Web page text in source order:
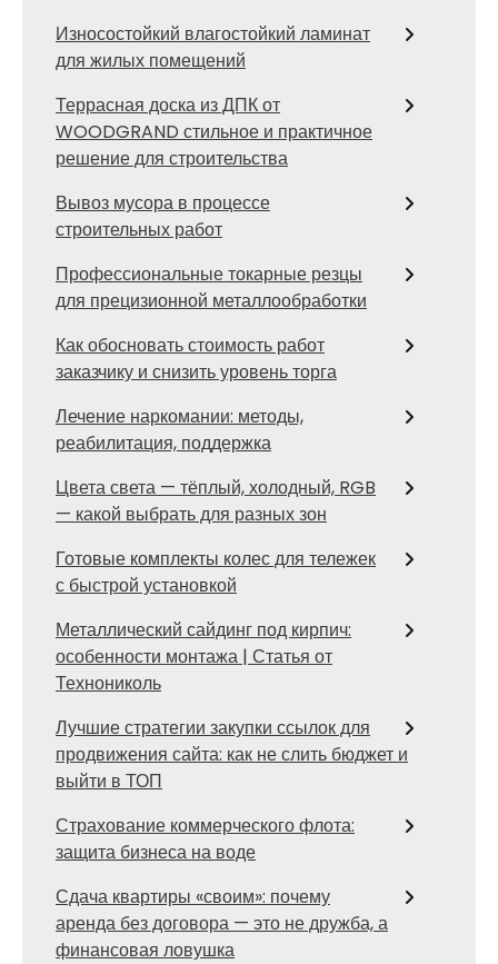
Износостойкий влагостойкий ламинат
для жилых помещений
Террасная доска из ДПК от
WOODGRAND стильное и практичное
решение для строительства
Вывоз мусора в процессе
строительных работ
Профессиональные токарные резцы
для прецизионной металлообработки
Как обосновать стоимость работ
заказчику и снизить уровень торга
Лечение наркомании: методы,
реабилитация, поддержка
Цвета света — тёплый, холодный, RGB
— какой выбрать для разных зон
Готовые комплекты колес для тележек
с быстрой установкой
Металлический сайдинг под кирпич:
особенности монтажа | Статья от
Технониколь
Лучшие стратегии закупки ссылок для
продвижения сайта: как не слить бюджет и
выйти в ТОП
Страхование коммерческого флота:
защита бизнеса на воде
Сдача квартиры «своим»: почему
аренда без договора — это не дружба, а
финансовая ловушка